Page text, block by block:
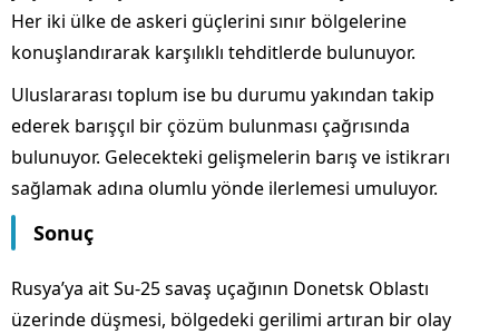
Her iki ülke de askeri güçlerini sınır bölgelerine
konuşlandırarak karşılıklı tehditlerde bulunuyor.
Uluslararası toplum ise bu durumu yakından takip
ederek barışçıl bir çözüm bulunması çağrısında
bulunuyor. Gelecekteki gelişmelerin barış ve istikrarı
sağlamak adına olumlu yönde ilerlemesi umuluyor.
Sonuç
Rusya’ya ait Su-25 savaş uçağının Donetsk Oblastı
üzerinde düşmesi, bölgedeki gerilimi artıran bir olay